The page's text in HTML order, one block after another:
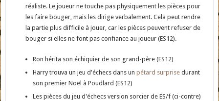
réaliste. Le joueur ne touche pas physiquement les pièces pour
les faire bouger, mais les dirige verbalement. Cela peut rendre
la partie plus difficile à jouer, car les pièces peuvent refuser de
bouger si elles ne font pas confiance au joueur (ES12).
Ron hérita son échiquier de son grand-père (ES12)
Harry trouva un jeu d'échecs dans unpétard surprise durant
son premier Noël à Poudlard (ES12)
Les pièces du jeu d'échecs version sorcier de ES/f (ci-contre)